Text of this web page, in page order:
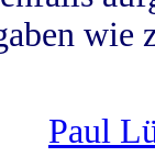
wie
Paul